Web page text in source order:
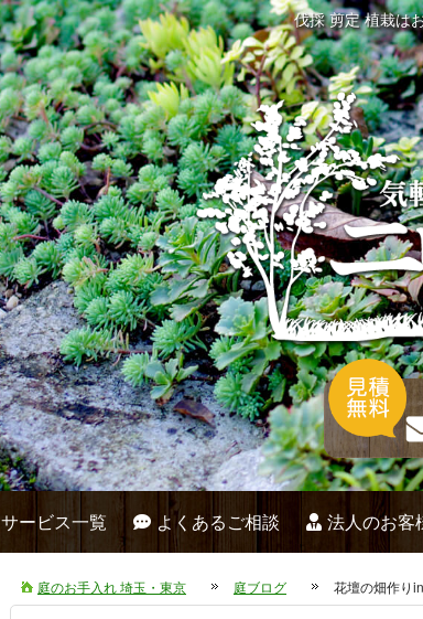
伐採 剪定 植栽は
サービス一覧 よくあるご相談 法人のお客
庭のお手入れ 埼玉・東京 庭ブログ 花壇の畑作り